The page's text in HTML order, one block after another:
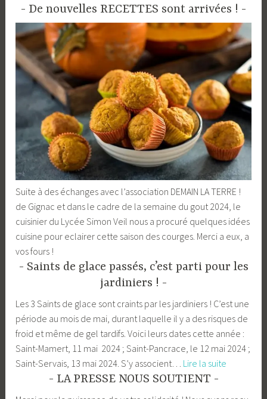
en
Ferme
le
25/26
avril
2026
De nouvelles RECETTES sont arrivées !
Suite à des échanges avec l’association DEMAIN LA TERRE !
de Gignac et dans le cadre de la semaine du gout 2024, le
cuisinier du Lycée Simon Veil nous a procuré quelques idées
cuisine pour eclairer cette saison des courges. Merci a eux, a
vos fours !
Saints de glace passés, c’est parti pour les
jardiniers !
Les 3 Saints de glace sont craints par les jardiniers ! C’est une
période au mois de mai, durant laquelle il y a des risques de
froid et même de gel tardifs. Voici leurs dates cette année :
Saint-Mamert, 11 mai 2024 ; Saint-Pancrace, le 12 mai 2024 ;
Saint-Servais, 13 mai 2024. S’y associent… Lire la suite
LA PRESSE NOUS SOUTIENT